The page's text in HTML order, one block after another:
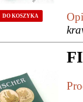
DO KOSZYKA